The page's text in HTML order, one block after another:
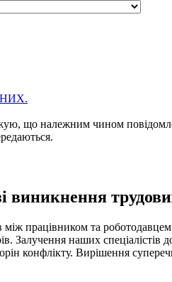
що належним чином
виникнення
між працівником та
Залучення наших
конфлікту. Вирішення